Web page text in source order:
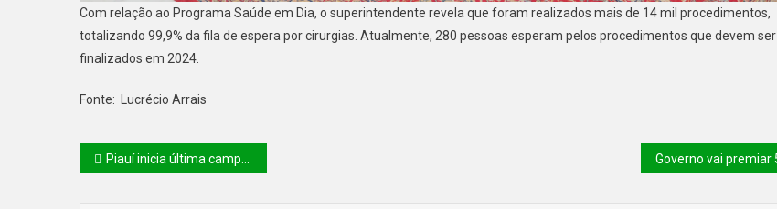
Com relação ao Programa Saúde em Dia, o superintendente revela que foram realizados mais de 14 mil procedimentos,
totalizando 99,9% da fila de espera por cirurgias. Atualmente, 280 pessoas esperam pelos procedimentos que devem ser
finalizados em 2024.
Fonte: Lucrécio Arrais
Piauí inicia última campanha de vacinação contra a aftosa com foco na exportação de carne bovina